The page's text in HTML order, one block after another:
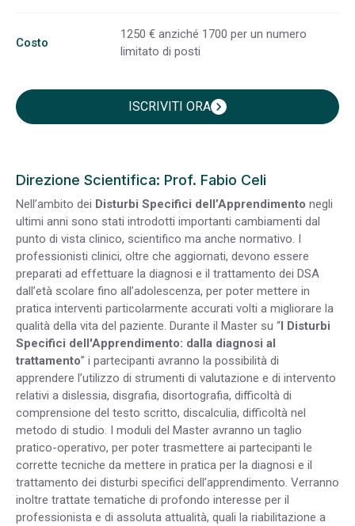
Costo
1250 € anziché 1700 per un numero
limitato di posti
ISCRIVITI ORAchevron_right
Direzione Scientifica: Prof. Fabio Celi
Nell’ambito dei Disturbi Specifici dell’Apprendimento negli
ultimi anni sono stati introdotti importanti cambiamenti dal
punto di vista clinico, scientifico ma anche normativo. I
professionisti clinici, oltre che aggiornati, devono essere
preparati ad effettuare la diagnosi e il trattamento dei DSA
dall’età scolare fino all’adolescenza, per poter mettere in
pratica interventi particolarmente accurati volti a migliorare la
qualità della vita del paziente. Durante il Master su “ I Disturbi
Specifici dell'Apprendimento: dalla diagnosi al
trattamento” i partecipanti avranno la possibilità di
apprendere l’utilizzo di strumenti di valutazione e di intervento
relativi a dislessia, disgrafia, disortografia, difficoltà di
comprensione del testo scritto, discalculia, difficoltà nel
metodo di studio. I moduli del Master avranno un taglio
pratico-operativo, per poter trasmettere ai partecipanti le
corrette tecniche da mettere in pratica per la diagnosi e il
trattamento dei disturbi specifici dell’apprendimento. Verranno
inoltre trattate tematiche di profondo interesse per il
professionista e di assoluta attualità, quali la riabilitazione a